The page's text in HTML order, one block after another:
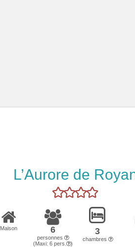
L’Aurore de
Maison 6
personnes
(Maxi: 6 pers. )
3
chambres